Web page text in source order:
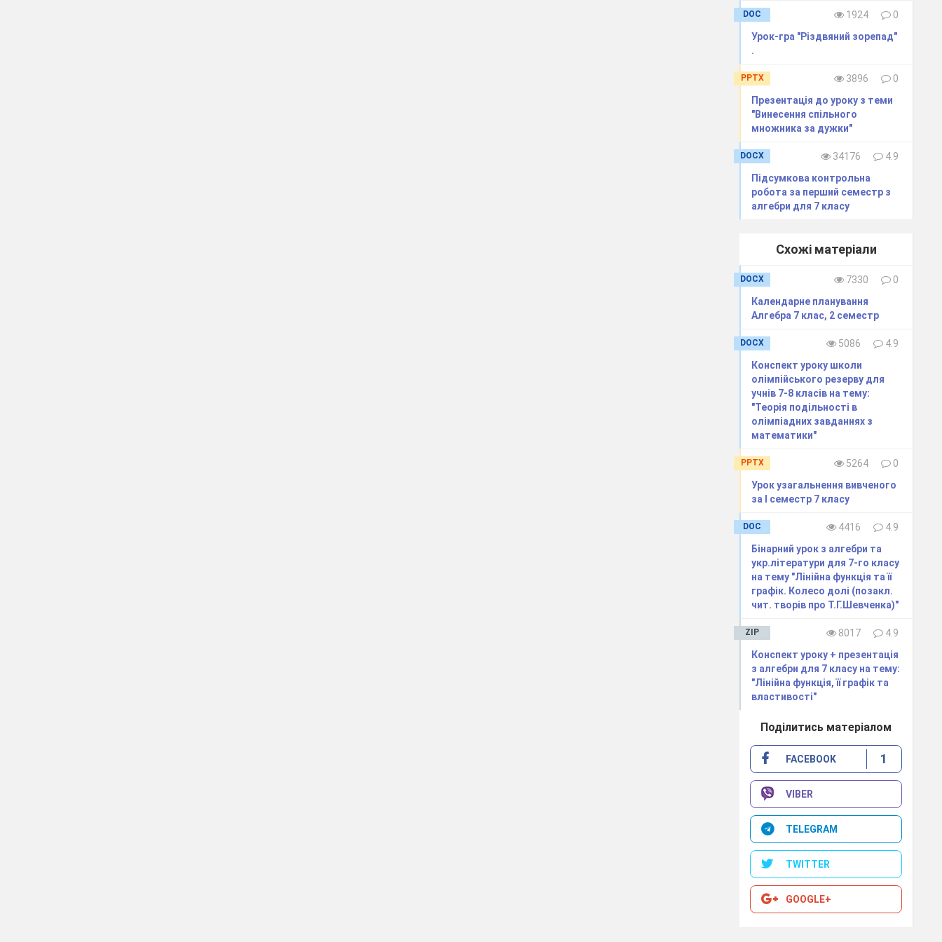
DOC 1924
0
Урок-гра "Різдвяний зорепад"
.
PPTX 3896
0
Презентація до уроку з теми
"Винесення спільного
множника за дужки"
DOCX 34176
4.9
Підсумкова контрольна
робота за перший семестр з
алгебри для 7 класу
Схожі матеріали
DOCX 7330
0
Календарне планування
Алгебра 7 клас, 2 семестр
DOCX 5086
4.9
Конспект уроку школи
олімпійського резерву для
учнів 7-8 класів на тему:
"Теорія подільності в
олімпіадних завданнях з
математики"
PPTX 5264
0
Урок узагальнення вивченого
за І семестр 7 класу
DOC 4416
4.9
Бінарний урок з алгебри та
укр.літератури для 7-го класу
на тему "Лінійна функція та її
графік. Колесо долі (позакл.
чит. творів про Т.Г.Шевченка)"
ZIP 8017
4.9
Конспект уроку + презентація
з алгебри для 7 класу на тему:
"Лінійна функція, її графік та
властивості"
Поділитись матеріалом
FACEBOOK 1
VIBER
TELEGRAM
TWITTER
GOOGLE+